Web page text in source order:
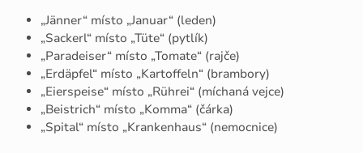
„Jänner“ místo „Januar“ (leden)
„Sackerl“ místo „Tüte“ (pytlík)
„Paradeiser“ místo „Tomate“ (rajče)
„Erdäpfel“ místo „Kartoffeln“ (brambory)
„Eierspeise“ místo „Rührei“ (míchaná vejce)
„Beistrich“ místo „Komma“ (čárka)
„Spital“ místo „Krankenhaus“ (nemocnice)